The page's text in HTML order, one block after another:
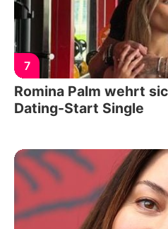
7
Romina Palm wehrt
Dating-Start Single